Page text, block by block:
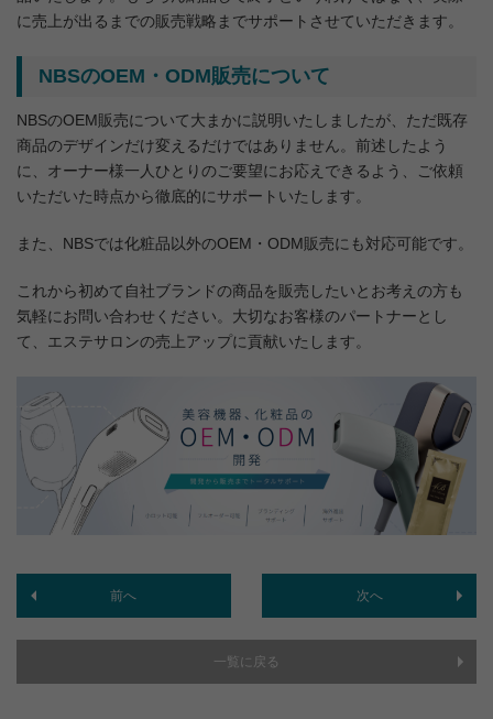
に売上が出るまでの販売戦略までサポートさせていただきます。
NBSのOEM・ODM販売について
NBSのOEM販売について大まかに説明いたしましたが、ただ既存
商品のデザインだけ変えるだけではありません。前述したよう
に、オーナー様一人ひとりのご要望にお応えできるよう、ご依頼
いただいた時点から徹底的にサポートいたします。
また、NBSでは化粧品以外のOEM・ODM販売にも対応可能です。
これから初めて自社ブランドの商品を販売したいとお考えの方も
気軽にお問い合わせください。大切なお客様のパートナーとし
て、エステサロンの売上アップに貢献いたします。
前へ 次へ
一覧に戻る